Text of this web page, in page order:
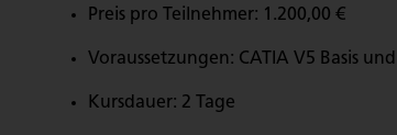
Preis pro Teilnehmer: 1.200,00 €
Voraussetzungen: CATIA V5 Basis
Kursdauer: 2 Tage